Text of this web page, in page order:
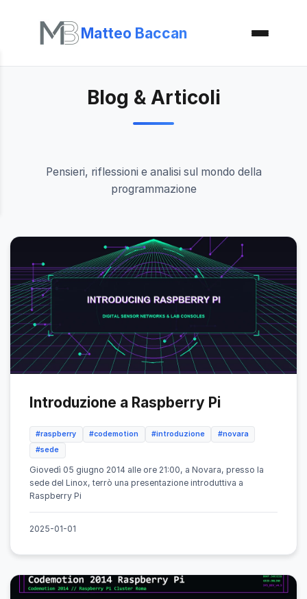
Matteo Baccan
Blog & Articoli
Pensieri, riflessioni e analisi sul mondo della
programmazione
Introduzione a Raspberry Pi
#raspberry #codemotion #introduzione
#novara
#sede
Giovedì 05 giugno 2014 alle ore 21:00, a Novara, presso la
sede del Linox, terrò una presentazione introduttiva a
Raspberry Pi
2025-01-01